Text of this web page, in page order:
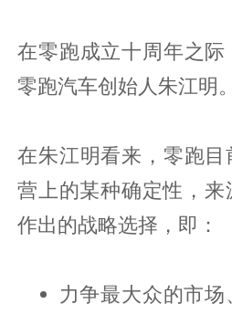
在零跑成立十周年之际
零跑汽车创始人朱江明。
在朱江明看来，零跑
营上的某种确定性，来
作出的战略选择，即：
力争最大众的市